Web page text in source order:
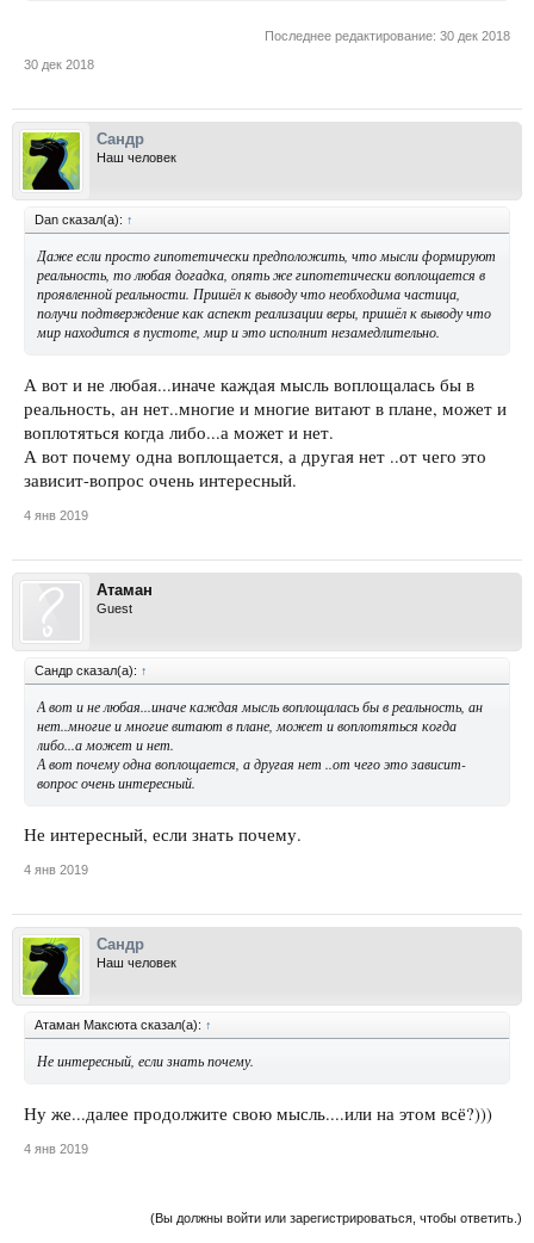
Последнее редактирование: 30 дек 2018
30 дек 2018
Сандр
Наш человек
Dan сказал(а): ↑
Даже если просто гипотетически предположить, что мысли формируют
реальность, то любая догадка, опять же гипотетически воплощается в
проявленной реальности. Пришёл к выводу что необходима частица,
получи подтверждение как аспект реализации веры, пришёл к выводу что
мир находится в пустоте, мир и это исполнит незамедлительно.
А вот и не любая...иначе каждая мысль воплощалась бы в
реальность, ан нет..многие и многие витают в плане, может и
воплотяться когда либо...а может и нет.
А вот почему одна воплощается, а другая нет ..от чего это
зависит-вопрос очень интересный.
4 янв 2019
Атаман
Guest
Сандр сказал(а): ↑
А вот и не любая...иначе каждая мысль воплощалась бы в реальность, ан
нет..многие и многие витают в плане, может и воплотяться когда
либо...а может и нет.
А вот почему одна воплощается, а другая нет ..от чего это зависит-
вопрос очень интересный.
Не интересный, если знать почему.
4 янв 2019
Сандр
Наш человек
Атаман Максюта сказал(а): ↑
Не интересный, если знать почему.
Ну же...далее продолжите свою мысль....или на этом всё?)))
4 янв 2019
(Вы должны войти или зарегистрироваться, чтобы ответить.)